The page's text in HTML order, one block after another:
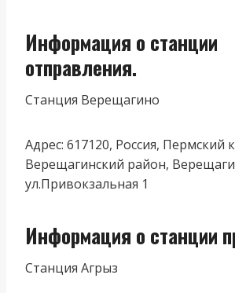
Информация о станции
отправления.
Станция Верещагино
Адрес: 617120, Россия, Пермский
Верещагинский район,
ул.Привокзальная 1
Информация о станции
Станция Агрыз